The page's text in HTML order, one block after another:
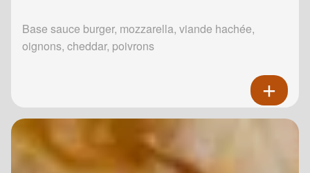
Base sauce burger, mozzarella, viande hachée,
oignons, cheddar, poivrons